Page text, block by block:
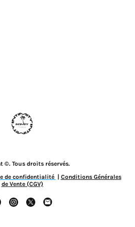
©. Tous droits réservés.
de confidentialité | Conditions Générales
de Vente (CGV)